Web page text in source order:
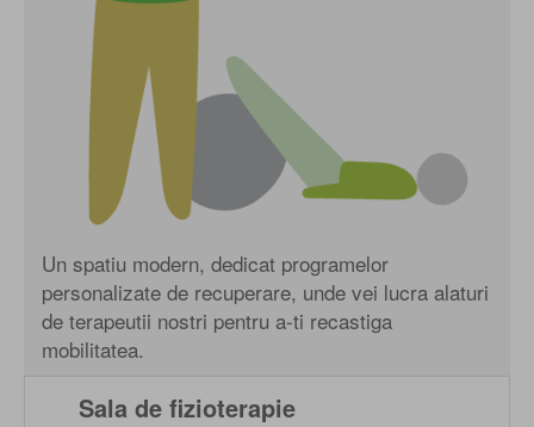
Un spatiu modern, dedicat programelor
personalizate de recuperare, unde vei lucra alaturi
de terapeutii nostri pentru a-ti recastiga
mobilitatea.
Sala de fizioterapie